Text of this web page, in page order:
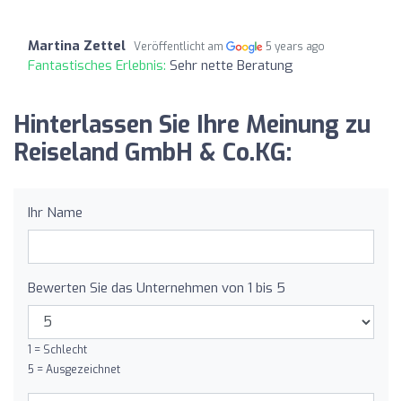
Martina Zettel Veröffentlicht am 5 years ago
Fantastisches Erlebnis: Sehr nette Beratung
Hinterlassen Sie Ihre Meinung zu
Reiseland GmbH & Co.KG:
Ihr Name
Bewerten Sie das Unternehmen von 1 bis 5
1 = Schlecht
5 = Ausgezeichnet